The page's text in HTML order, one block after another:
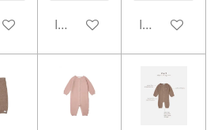
In winkelwagenIn